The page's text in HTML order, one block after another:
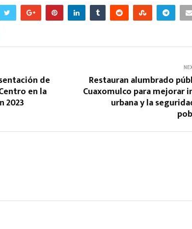
de
en la
2023
Restauran alumbrado
Cuaxomulco para mejorar
urbana y la